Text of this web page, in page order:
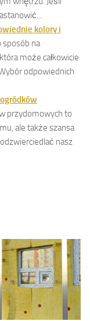
kolory i
sposób na
może całkowicie
odpowiednich
przydomowych to
ale także szansa
nasz